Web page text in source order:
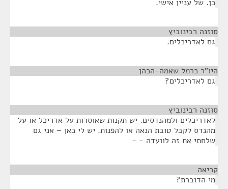
כן. של עניין אישי.
סוזנה רבינוביץ
גם לאדריכלים.
היו"ר כרמל שאמה-הכהן
גם לאדריכלים?
סוזנה רבינוביץ
לאדריכלים ולמהנדסים. יש תקנות שאוסרות על אדריכל או על
מהנדס לקבל טובת הנאה או להפנות. יש לי כאן – אני גם
שלחתי את זה לוועדה - -
קריאה
מי הדוברת?